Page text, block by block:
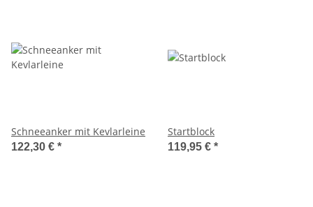
Schneeanker mit Kevlarleine
122,30 € *
Startblock
119,95 € *